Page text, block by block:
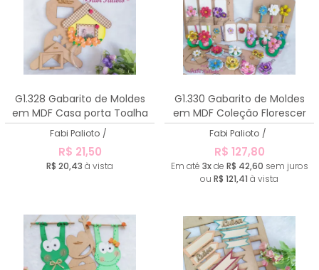
G1.328 Gabarito de Moldes
em MDF Casa porta Toalha
Fabi Palioto /
R$ 21,50
R$ 20,43 à vista
G1.330 Gabarito de Moldes
em MDF Coleção Florescer
Fabi Palioto /
R$ 127,80
Em até 3xde R$ 42,60 sem juros
ou R$ 121,41 à vista